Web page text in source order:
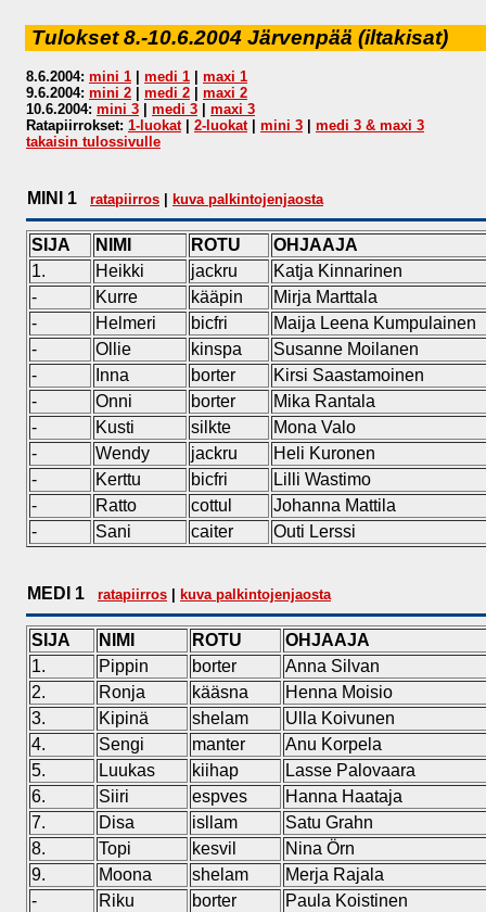
Tulokset 8.-10.6.2004 Järvenpää (iltakisat)
8.6.2004: mini 1 medi 1
maxi 1
9.6.2004: mini 2 medi 2
maxi 2
10.6.2004: mini 3 medi 3
maxi 3
Ratapiirrokset: 1-luokat| 2-luokat| mini 3
medi 3 & maxi 3
takaisin tulossivulle
MINI 1 ratapiirros kuva palkintojenjaosta
SIJA NIMI ROTU
OHJAAJA
1.
Heikki jackru
Katja Kinnarinen
-
Kurre kääpin
Mirja Marttala
-
Helmeri bicfri
Maija Leena Kumpulainen
-
Ollie kinspa
Susanne Moilanen
-
Inna borter
Kirsi Saastamoinen
-
Onni borter
Mika Rantala
-
Kusti silkte
Mona Valo
-
Wendy jackru
Heli Kuronen
-
Kerttu bicfri
Lilli Wastimo
-
Ratto cottul
Johanna Mattila
-
Sani caiter Outi Lerssi
MEDI 1 ratapiirros kuva palkintojenjaosta
SIJA NIMI ROTU
OHJAAJA
1.
Pippin borter
Anna Silvan
2.
Ronja kääsna
Henna Moisio
3.
Kipinä shelam
Ulla Koivunen
4.
Sengi manter
Anu Korpela
5.
Luukas kiihap
Lasse Palovaara
6.
Siiri espves
Hanna Haataja
7.
Disa isllam
Satu Grahn
8.
Topi kesvil
Nina Örn
9.
Moona shelam
Merja Rajala
-
Riku borter
Paula Koistinen